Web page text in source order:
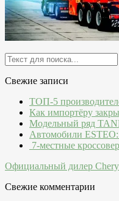
Свежие записи
ТОП-5
Как импортёру
Модельный ряд
Автомобили
7-местные
Официальный дилер Chery
Свежие комментарии